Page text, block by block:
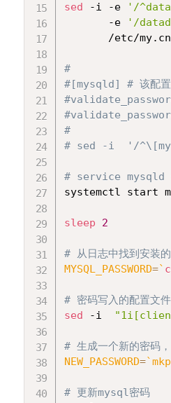
sed -i -e '/
       -e
'/
/etc/
#
#[mysqld] # 该配置
#
# sed -i  '/
# service
systemctl start
sleep 2
# 从日志中找到安装
MYSQL_PASSWORD=`
# 密码写入的配置文
sed
-i
# 生成一个新的密码
NEW_PASSWORD=`
# 更新mysql密码